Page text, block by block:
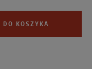
DO KOSZYKA